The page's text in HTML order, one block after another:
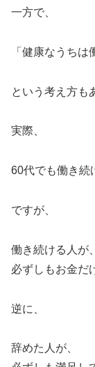
一方で、
「健康なうちは
という考え方も
実際、
60代でも働き続
ですが、
働き続ける人が、
必ずしもお金だ
逆に、
辞めた人が、